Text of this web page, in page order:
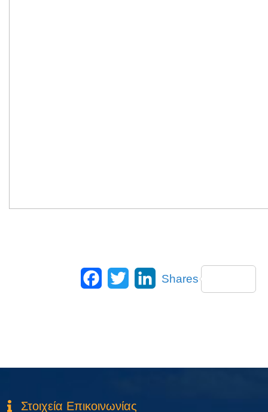
Facebook
Twitter LinkedIn
Shares
Στοιχεία Επικοινωνίας